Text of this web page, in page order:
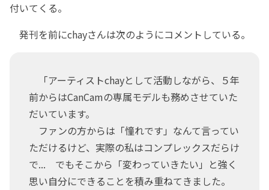
付いてくる。
発刊を前にchayさんは次のようにコメントしている。
「アーティストchayとして活動しながら、５年
前からはCanCamの専属モデルも務めさせていた
だいています。
ファンの方からは「憧れです」なんて言ってい
ただけるけど、実際の私はコンプレックスだらけ
で... でもそこから「変わっていきたい」と強く
思い自分にできることを積み重ねてきました。